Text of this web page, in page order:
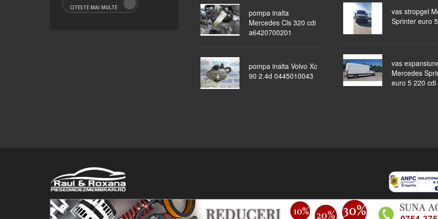
CITESTE MAI MULTE
pompa inalta
Mercedes Cls 320 cdi
a6420700201
pompa inalta Volvo Xc
90 2.4d 0445010043
vas stropgel
Sprinter euro
vas
Mercedes
euro 5 220 cdi
© 2016 Raul&Roxana SRL. Toate drepturile rezervate. piese auto masini dezmembrate ocazii lichidari